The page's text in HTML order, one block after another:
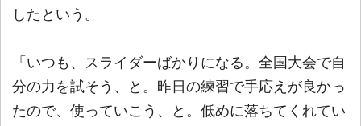
したという。
「いつも、スライダーばかりになる。全国大会で自
分の力を試そう、と。昨日の練習で手応えが良かっ
たので、使っていこう、と。低めに落ちてくれてい